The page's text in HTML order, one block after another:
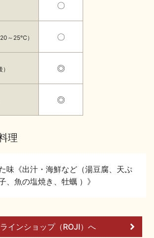
新商品・おすすめ商品
イベント情報
会 地酒蔵元会利酒会
～25℃）
〇
〇
◎
◎
理
味《出汁・海鮮など（湯豆腐、天ぷ
、魚の塩焼き、牡蠣 ）》
インショップ（ROJI）へ